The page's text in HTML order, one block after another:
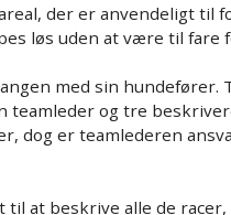
der er anvendeligt til
løs uden at være til fare
med sin hundefører.
teamleder og tre
dog er teamlederen
at beskrive alle de